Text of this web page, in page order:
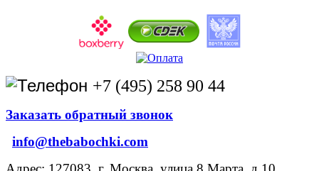
+7 (495) 258 90 44
Заказать обратный звонок
info@thebabochki.com